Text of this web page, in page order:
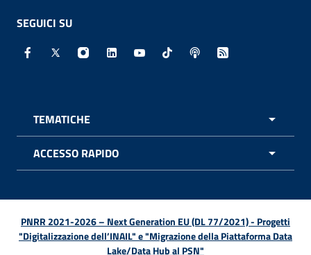
SEGUICI SU
Facebook - Sito esterno - Apertura in nuova finestra
X - Sito esterno - Apertura in nuova finestra
Instagram - Sito esterno - Apertura in
Linkedin - Sito esterno - Apertura in
Youtube - Sito esterno -
TikTok - Sito esterno -
Spreaker - Sito
Feed RSS -
TEMATICHE
ACCESSO RAPIDO
PNRR 2021-2026 – Next Generation EU (DL 77/2021) - Progetti
"Digitalizzazione dell’INAIL" e "Migrazione della Piattaforma Data
Lake/Data Hub al PSN"